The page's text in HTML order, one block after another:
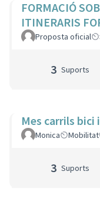
FORMACIÓ
ITINERARIS
Proposta oficial
3 Suports
Mes carrils
Monica Mobilitat
3 Suports